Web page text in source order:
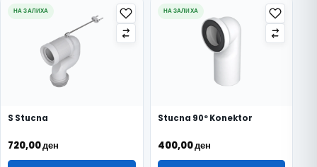
НА ЗАЛИХА
S Stucna
720,00ден
НА ЗАЛИХА
Stucna 90º Konektor
400,00ден